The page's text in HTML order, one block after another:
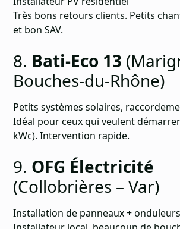
Très bons retours clients. Petits
et bon SAV.
8. Bati-Eco 13
Bouches-du-Rhône)
Petits systèmes solaires,
Idéal pour ceux qui veulent
kWc). Intervention rapide.
9. OFG Électricité
(Collobrières – Var)
Installation de panneaux +